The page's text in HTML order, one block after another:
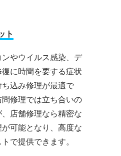
ト
やウイルス感染、デ
に時間を要する症状
込み修理が最適で
修理では立ち合いの
店舗修理なら精密な
可能となり、高度な
で提供できます。